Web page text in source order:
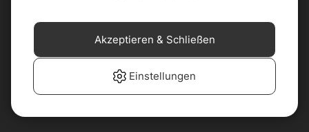
Widerrufsbelehrung Über uns
Kundenservice
Einstellungen
Akzeptieren & Schließen